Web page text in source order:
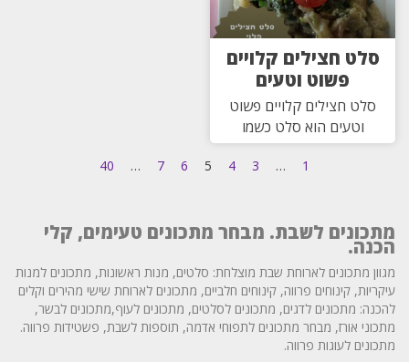
סלט חצילים קלויים
פשוט וטעים
סלט חצילים קלויים פשוט
וטעים הוא סלט כשמו
1
…
3
4
5
6
7
…
40
מתכונים לשבת. מבחר מתכונים טעימים, קלי
הכנה.
מגוון מתכונים לארוחת שבת מוצלחת: סלטים, מנות ראשונות, מתכונים למנות
עיקריות, קינוחים פרווה, קינוחים חלביים, מתכונים לארוחת שישי מהירים וקלים
להכנה: מתכונים לדגים, מתכונים לסלטים, מתכונים לעוף,מתכונים לבשר,
מתכוני אורז, מבחר מתכונים לתפוחי אדמה, תוספות לשבת, פשטידות פרווה.
מתכונים לעוגות פרווה.